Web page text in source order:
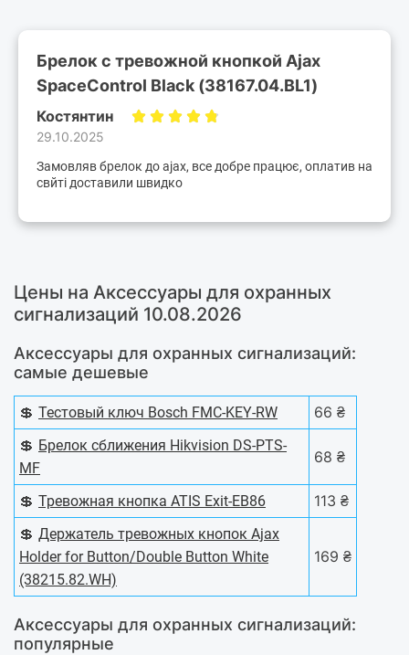
Брелок с тревожной кнопкой Ajax
SpaceControl Black (38167.04.BL1)
Костянтин
29.10.2025
Замовляв брелок до ajax, все добре працює, оплатив на
свйті доставили швидко
Цены на Аксессуары для охранных
сигнализаций 10.08.2026
Аксессуары для охранных сигнализаций:
самые дешевые
💲 Тестовый ключ Bosch FMC-KEY-RW
66 ₴
💲 Брелок сближения Hikvision DS-PTS-
MF
68 ₴
💲 Тревожная кнопка ATIS Exit-EB86
113 ₴
💲 Держатель тревожных кнопок Ajax
Holder for Button/Double Button White
(38215.82.WH)
169 ₴
Аксессуары для охранных сигнализаций:
популярные